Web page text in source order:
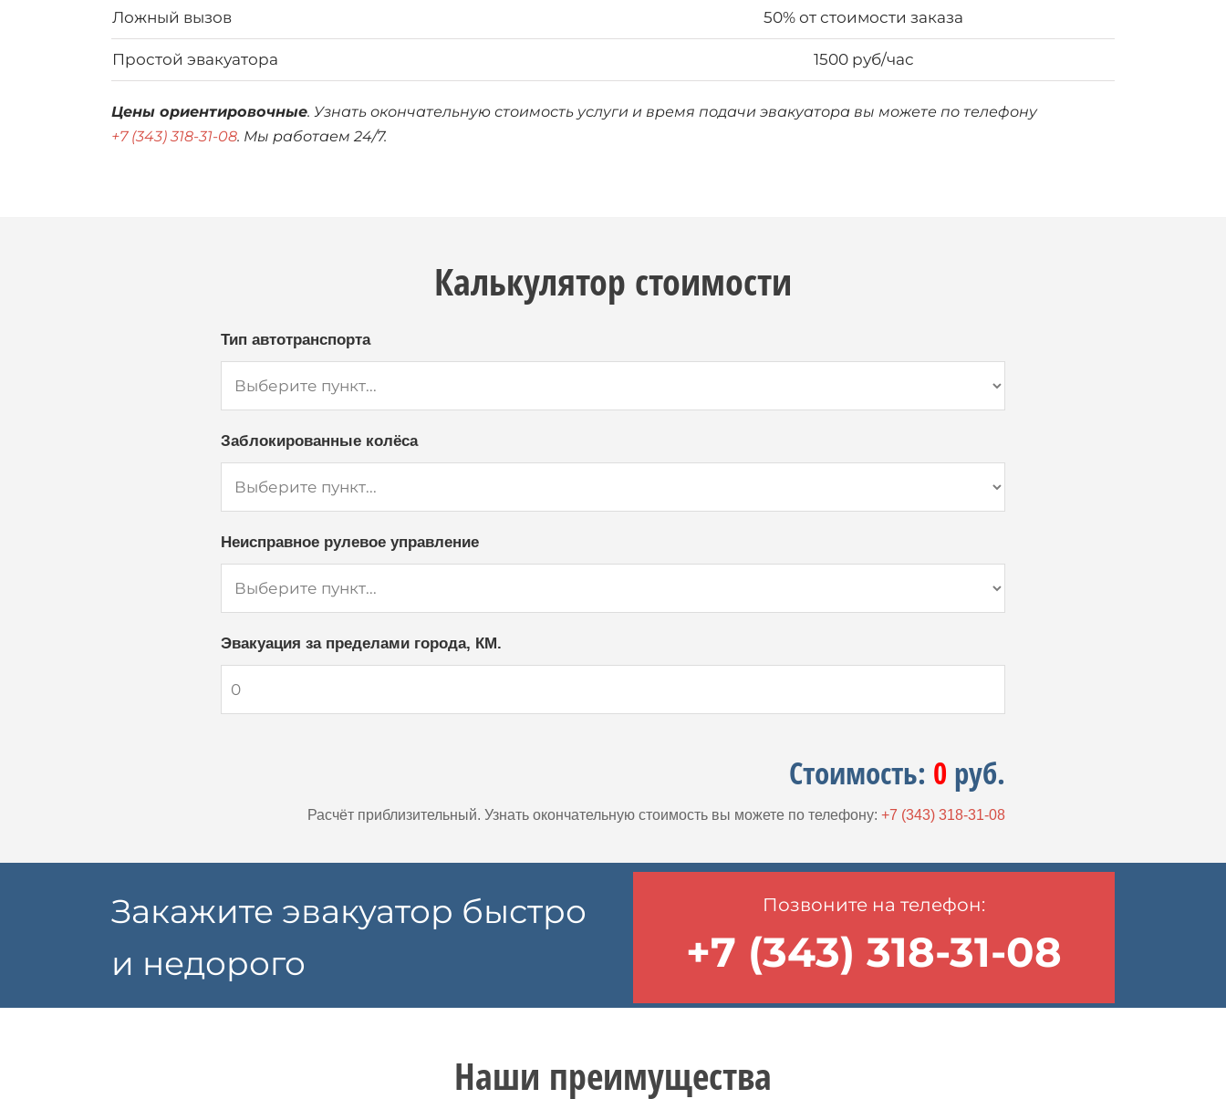
Ложный вызов 50% от стоимости заказа
Простой эвакуатора 1500 руб/час
Цены ориентировочные. Узнать окончательную стоимость услуги и время подачи эвакуатора вы можете по телефону
+7 (343) 318-31-08. Мы работаем 24/7.
Калькулятор стоимости
Тип автотранспорта
Заблокированные колёса
Неисправное рулевое управление
Эвакуация за пределами города, КМ.
Стоимость: 0 руб.
Расчёт приблизительный. Узнать окончательную стоимость вы можете по телефону: +7 (343) 318-31-08
Закажите эвакуатор быстро
и недорого
Позвоните на телефон:
+7 (343) 318-31-08
Наши преимущества